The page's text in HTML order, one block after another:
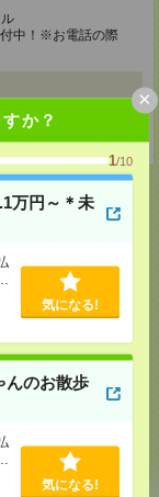
か？
1/10
万円～＊未
気になる!
んのお散歩
気になる!
×
中！※お電話の際
ちらも来社不要で
ブックマーク